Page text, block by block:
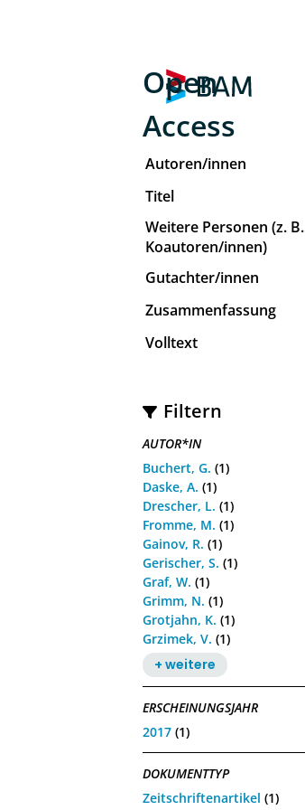
Open
Access
Autoren/innen
Titel
Weitere Personen (z. B.
Koautoren/innen)
Gutachter/innen
Zusammenfassung
Volltext
Filtern
AUTOR*IN
Buchert, G. (1)
Daske, A. (1)
Drescher, L. (1)
Fromme, M. (1)
Gainov, R. (1)
Gerischer, S. (1)
Graf, W. (1)
Grimm, N. (1)
Grotjahn, K. (1)
Grzimek, V. (1)
+ weitere
ERSCHEINUNGSJAHR
2017 (1)
DOKUMENTTYP
Zeitschriftenartikel (1)